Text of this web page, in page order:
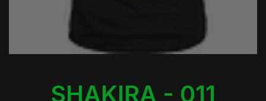
SHAKIRA - 011